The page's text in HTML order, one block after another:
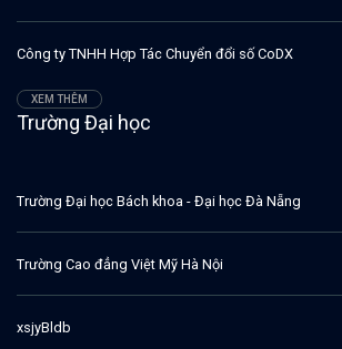
Công ty TNHH Hợp Tác Chuyển đổi số CoDX
XEM THÊM
Trường Đại học
Trường Đại học Bách khoa - Đại học Đà Nẵng
Trường Cao đẳng Việt Mỹ Hà Nội
xsjyBldb